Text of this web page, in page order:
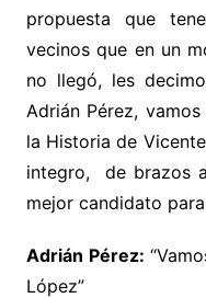
propuesta que
vecinos que en un
no llegó, les
Adrián Pérez,
la Historia de
integro, de brazos
mejor candidato
Adrián Pérez:
López”